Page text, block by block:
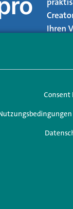
Ihren
Consent